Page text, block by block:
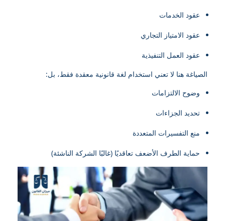
عقود الخدمات
عقود الامتياز التجاري
عقود العمل التنفيذية
الصياغة هنا لا تعني استخدام لغة قانونية معقدة فقط، بل:
وضوح الالتزامات
تحديد الجزاءات
منع التفسيرات المتعددة
حماية الطرف الأضعف تعاقديًا (غالبًا الشركة الناشئة)